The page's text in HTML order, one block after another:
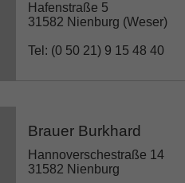
Hafenstraße 5
31582 Nienburg (Weser)
Tel: (0 50 21) 9 15 48 40
Brauer Burkhard
Hannoverschestraße 14
31582 Nienburg